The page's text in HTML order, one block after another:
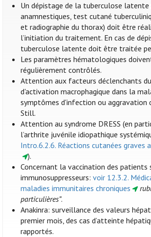
Un dépistage de la tuberculose latente
anamnestiques, test cutané
et radiographie du thorax) doit être
l’initiation du traitement. En cas de
tuberculose latente doit être traitée
Les paramètres hématologiques
régulièrement contrôlés.
Attention aux facteurs déclenchants
d'activation macrophagique dans la
symptômes d'infection ou aggravation
Still.
Attention au syndrome DRESS (en
l’arthrite juvénile idiopathique
Intro.6.2.6. Réactions cutanées graves
).
Concernant la vaccination des patients
immunosuppresseurs:voir 12.3.2.
maladies immunitaires chroniques
particulières”.
Anakinra: surveillance des valeurs
premier mois, des cas d’atteinte
rapportés.